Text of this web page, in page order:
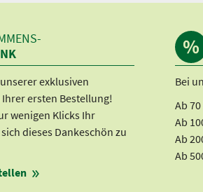
exklusiven
ersten Bestellung!
wenigen Klicks Ihr
dieses Dankeschön zu
Bei
Ab 70
Ab
Ab
Ab